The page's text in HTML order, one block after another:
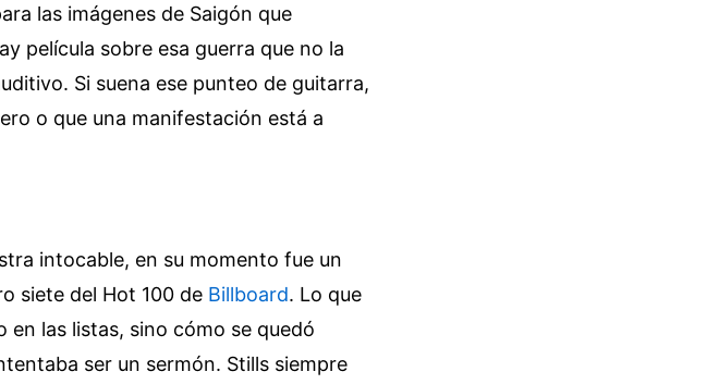
las imágenes de Saigón que
película sobre esa guerra que no la
Si suena ese punteo de guitarra,
o que una manifestación está a
intocable, en su momento fue un
siete del Hot 100 de Billboard. Lo que
en las listas, sino cómo se quedó
ser un sermón. Stills siempre